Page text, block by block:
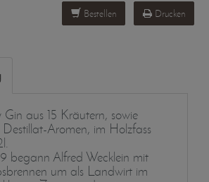
Bestellen Drucken
aus 15 Kräutern, sowie
Destillat-Aromen, im Holzfass
begann Alfred Wecklein mit
um als Landwirt im